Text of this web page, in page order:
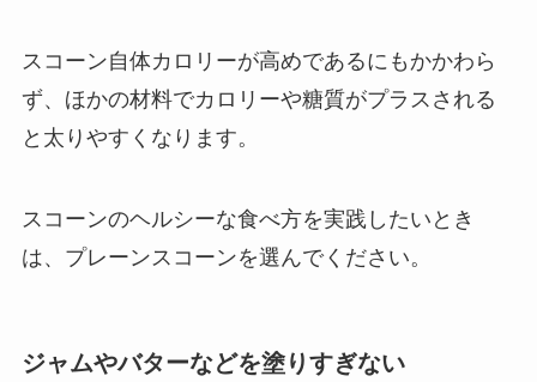
スコーン自体カロリーが高めであるにもかかわら
ず、ほかの材料でカロリーや糖質がプラスされる
と太りやすくなります。
スコーンのヘルシーな食べ方を実践したいとき
は、プレーンスコーンを選んでください。
ジャムやバターなどを塗りすぎない